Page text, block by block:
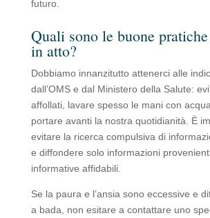
futuro.
Quali sono le buone
in atto?
Dobbiamo innanzitutto attenerci alle
dall’OMS e dal Ministero della Salute:
affollati, lavare spesso le mani con
portare avanti la nostra quotidianità. È
evitare la ricerca compulsiva di
e diffondere solo informazioni
informative affidabili.
Se la paura e l’ansia sono eccessive e
a bada, non esitare a contattare uno